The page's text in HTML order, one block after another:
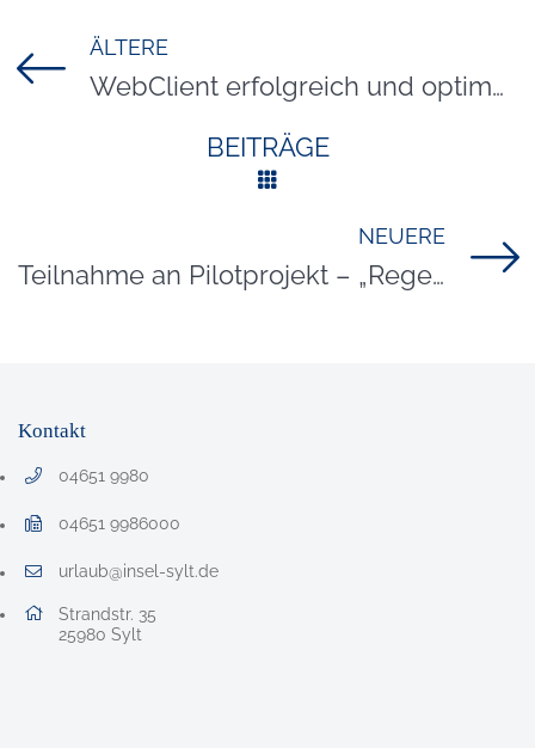
ÄLTERE
Titel für Beitrag
WebClient erfolgreich und optimal nutzen
BEITRÄGE
NEUERE
Titel für Beitrag
Teilnahme an Pilotprojekt – „Regenerativer Tourismus – vom Konzept zur Umsetzung“
Kontakt
04651 9980
Telefonnummer: 0 4 6 5 1 9 9 8 0
04651 9986000
Faxnummer: 0 4 6 5 1 9 9 8 6 0 0 0
urlaub@insel-sylt.de
E-Mail Adresse: urlaub@insel-sylt.de
Adresse:
Strandstr. 35
25980 , 2 5 9 8 0
Sylt